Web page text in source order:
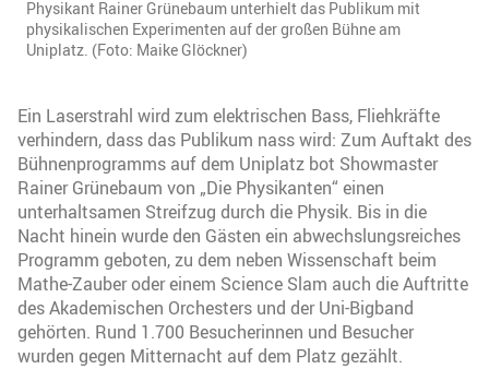
Physikant Rainer Grünebaum unterhielt das Publikum mit
physikalischen Experimenten auf der großen Bühne am
Uniplatz. (Foto: Maike Glöckner)
Ein Laserstrahl wird zum elektrischen Bass, Fliehkräfte
verhindern, dass das Publikum nass wird: Zum Auftakt des
Bühnenprogramms auf dem Uniplatz bot Showmaster
Rainer Grünebaum von „Die Physikanten“ einen
unterhaltsamen Streifzug durch die Physik. Bis in die
Nacht hinein wurde den Gästen ein abwechslungsreiches
Programm geboten, zu dem neben Wissenschaft beim
Mathe-Zauber oder einem Science Slam auch die Auftritte
des Akademischen Orchesters und der Uni-Bigband
gehörten. Rund 1.700 Besucherinnen und Besucher
wurden gegen Mitternacht auf dem Platz gezählt.